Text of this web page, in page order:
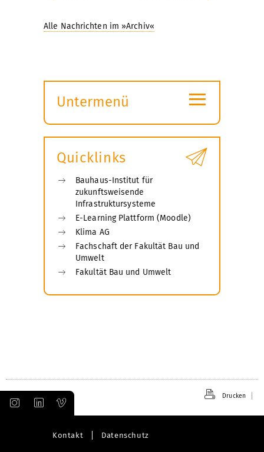
Alle Nachrichten im »Archiv«
Untermenü
öffnen
≡
Quicklinks
Bauhaus-Institut für
zukunftsweisende
Infrastruktursysteme
E-Learning Plattform (Moodle)
Klima AG
Fachschaft der Fakultät Bau und
Umwelt
Fakultät Bau und Umwelt
Drucken
Kontakt Datenschutz